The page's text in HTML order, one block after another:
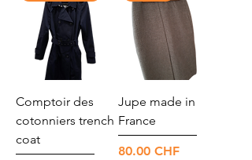
Comptoir des
cotonniers trench
coat
Jupe made in
France
Prix
80.00 CHF